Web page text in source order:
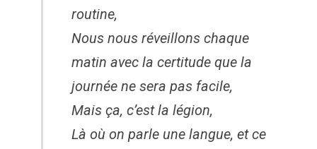
routine,
Nous nous réveillons chaque
matin avec la certitude que la
journée ne sera pas facile,
Mais ça, c’est la légion,
Là où on parle une langue, et ce